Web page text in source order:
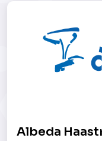
Albeda